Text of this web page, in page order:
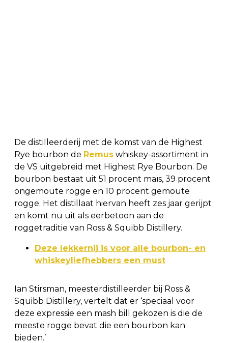
De distilleerderij met de komst van de Highest
Rye bourbon de Remus whiskey-assortiment in
de VS uitgebreid met Highest Rye Bourbon. De
bourbon bestaat uit 51 procent maïs, 39 procent
ongemoute rogge en 10 procent gemoute
rogge. Het distillaat hiervan heeft zes jaar gerijpt
en komt nu uit als eerbetoon aan de
roggetraditie van Ross & Squibb Distillery.
Deze lekkernij is voor alle bourbon- en
whiskeyliefhebbers een must
Ian Stirsman, meesterdistilleerder bij Ross &
Squibb Distillery, vertelt dat er ‘speciaal voor
deze expressie een mash bill gekozen is die de
meeste rogge bevat die een bourbon kan
bieden.’